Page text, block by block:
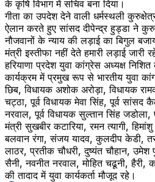
के कृषि विभाग में सचिव बना दिया।
गीता का उपदेश देने वाली धर्मस्थली
ऐलान करते हुए सांसद दीपेन्द्र हुड्डा ने
नौजवानों के न्याय की लड़ाई का बिगुल
मंत्री इस्तीफा नहीं देते हमारी लड़ाई जारी
हरियाणा प्रदेश युवा कांग्रेस अध्यक्ष निशित
कार्यक्रम में प्रमुख रूप से भारतीय युवा
छिब, विधायक अशोक अरोड़ा, विधायक
चट्ठा, पूर्व विधायक मेवा सिंह, पूर्व सांसद
नरवाल, पूर्व विधायक सुल्तान सिंह जडोला,
मंत्री सुखबीर कटारिया, रमन त्यागी,
बलवान रंगा, संजय यादव, कुलदीप केडी,
लाठर, प्रतीक चौधरी, दुष्यंत चौहान,
सैनी, नवनीत नरवाल, मोहित चढूनी, हैरी,
की तादाद में युवा कार्यकर्ता मौजूद रहे।